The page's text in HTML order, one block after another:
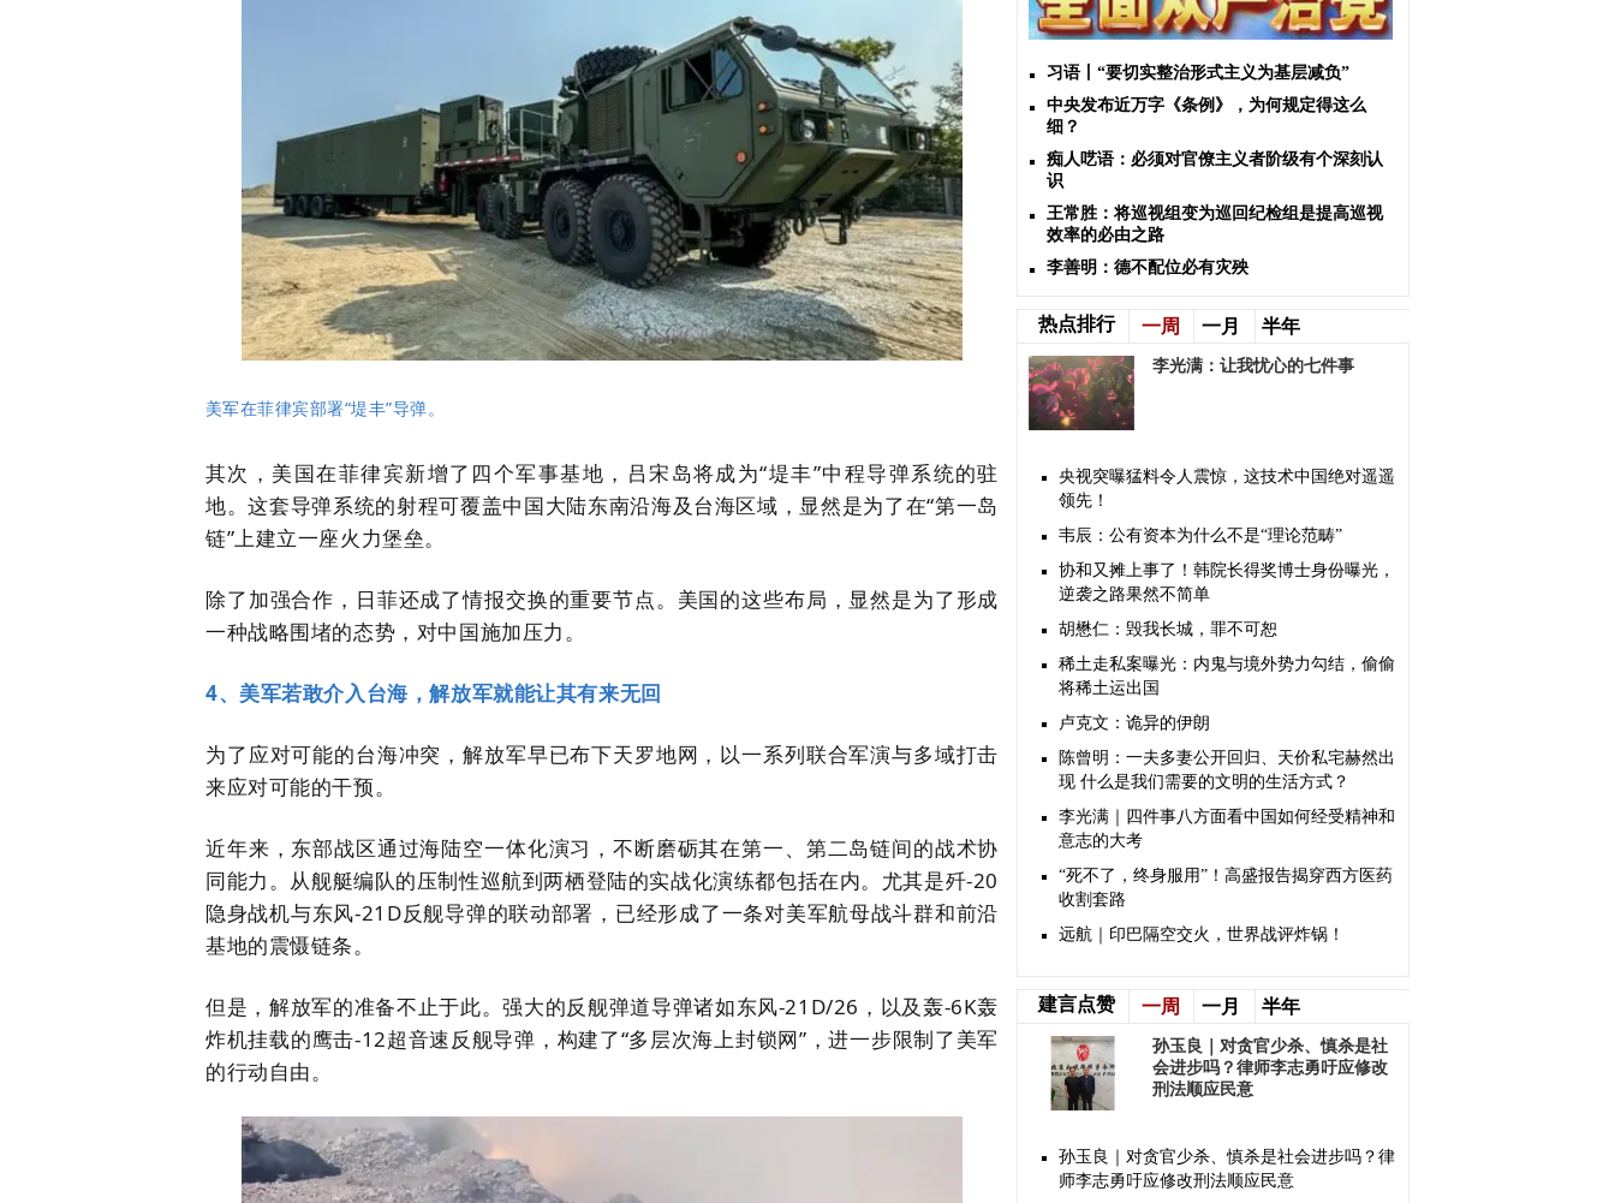
美军在菲律宾部署“堤丰”导弹。
其次，美国在菲律宾新增了四个军事基地，吕宋岛将成为“堤丰”中程导弹系统的驻
地。这套导弹系统的射程可覆盖中国大陆东南沿海及台海区域，显然是为了在“第一岛
链”上建立一座火力堡垒。
除了加强合作，日菲还成了情报交换的重要节点。美国的这些布局，显然是为了形成
一种战略围堵的态势，对中国施加压力。
4、美军若敢介入台海，解放军就能让其有来无回
为了应对可能的台海冲突，解放军早已布下天罗地网，以一系列联合军演与多域打击
来应对可能的干预。
近年来，东部战区通过海陆空一体化演习，不断磨砺其在第一、第二岛链间的战术协
同能力。从舰艇编队的压制性巡航到两栖登陆的实战化演练都包括在内。尤其是歼-20
隐身战机与东风-21D反舰导弹的联动部署，已经形成了一条对美军航母战斗群和前沿
基地的震慑链条。
但是，解放军的准备不止于此。强大的反舰弹道导弹诸如东风-21D/26，以及轰-6K轰
炸机挂载的鹰击-12超音速反舰导弹，构建了“多层次海上封锁网”，进一步限制了美军
的行动自由。
习语丨“要切实整治形式主义为基层减负”
中央发布近万字《条例》，为何规定得这么
细？
痴人呓语：必须对官僚主义者阶级有个深刻认
识
王常胜：将巡视组变为巡回纪检组是提高巡视
效率的必由之路
李善明：德不配位必有灾殃
热点排行 一周 一月 半年
李光满：让我忧心的七件事
央视突曝猛料令人震惊，这技术中国绝对遥遥
领先！
韦辰：公有资本为什么不是“理论范畴”
协和又摊上事了！韩院长得奖博士身份曝光，
逆袭之路果然不简单
胡懋仁：毁我长城，罪不可恕
稀土走私案曝光：内鬼与境外势力勾结，偷偷
将稀土运出国
卢克文：诡异的伊朗
陈曾明：一夫多妻公开回归、天价私宅赫然出
现 什么是我们需要的文明的生活方式？
李光满｜四件事八方面看中国如何经受精神和
意志的大考
“死不了，终身服用”！高盛报告揭穿西方医药
收割套路
远航｜印巴隔空交火，世界战评炸锅！
建言点赞 一周 一月 半年
孙玉良｜对贪官少杀、慎杀是社
会进步吗？律师李志勇吁应修改
刑法顺应民意
孙玉良｜对贪官少杀、慎杀是社会进步吗？律
师李志勇吁应修改刑法顺应民意